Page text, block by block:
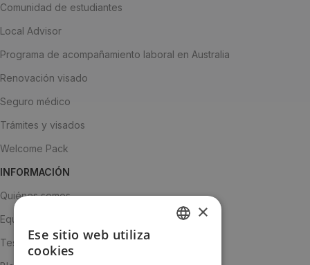
Comunidad de estudiantes
Local Advisor
Programa de acompañamiento laboral en Australia
Renovación visado
Seguro médico
Trámites y visados
Welcome Pack
INFORMACIÓN
Quiénes somos
Equipo
Testimonios
×
Ese sitio web utiliza
cookies